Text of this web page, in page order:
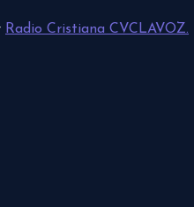
Radio Cristiana CVCLAVOZ.